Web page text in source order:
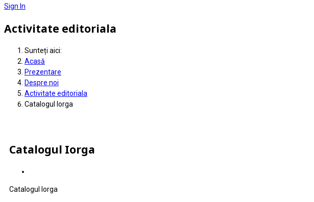
Sign In
Activitate editoriala
Sunteți aici:
Acasă
Prezentare
Despre noi
Activitate editoriala
Catalogul Iorga
Catalogul Iorga
Catalogul Iorga